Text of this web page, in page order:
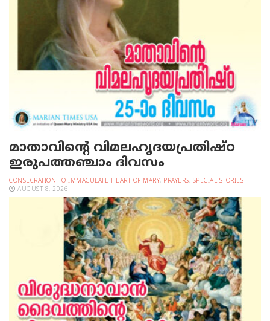
മാതാവിന്റെ വിമലഹൃദയപ്രതിഷ്ഠ
ഇരുപത്തഞ്ചാം ദിവസം
CONSECRATION TO IMMACULATE HEART OF MARY, PRAYERS, SPECIAL STORIES
AUGUST 8, 2026